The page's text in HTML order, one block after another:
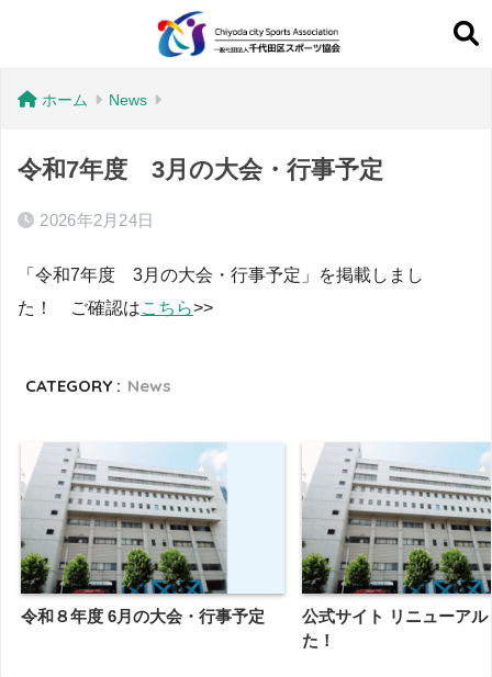
ホーム News
令和7年度 3月の大会・行事予定
2026年2月24日
「令和7年度 3月の大会・行事予定」を掲載しまし
た！ ご確認はこちら>>
CATEGORY : News
令和８年度 6月の大会・行事予定
公式サイト リニューアル
た！